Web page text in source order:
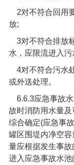
2对不符合回用
放;
3对不符合排放
水，应限流进入
4对不符合污水
或外送处理。
6.6.3应急事故
故时消防用水量
综合确定(应急事
罐区围堤内净空容
量应根据发生事
进入应急事故水